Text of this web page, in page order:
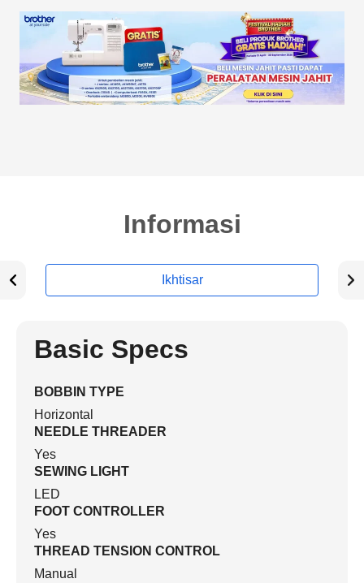
Informasi
Ikhtisar
Basic Specs
BOBBIN TYPE
Horizontal
NEEDLE THREADER
Yes
SEWING LIGHT
LED
FOOT CONTROLLER
Yes
THREAD TENSION CONTROL
Manual